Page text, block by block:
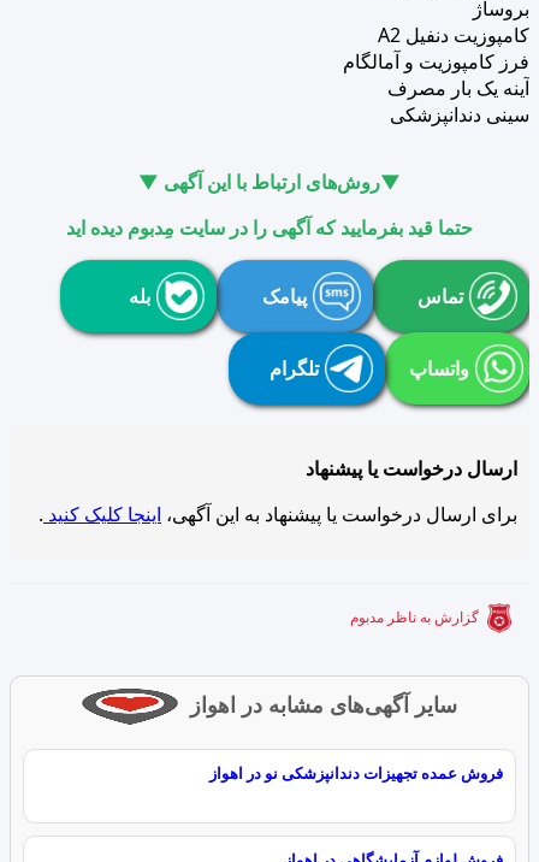
بروساژ
کامپوزیت دنفیل A2
فرز کامپوزیت و آمالگام
آینه یک بار مصرف
سینی دندانپزشکی
▼روش‌های ارتباط با این آگهی ▼
حتما قید بفرمایید که آگهی را در سایت مِدبوم دیده اید
تماس پیامک بله
واتساپ تلگرام
ارسال درخواست یا پیشنهاد
برای ارسال درخواست یا پیشنهاد به این آگهی، اینجا کلیک کنید .
گزارش به ناظر مدبوم
سایر آگهی‌های مشابه در اهواز
فروش عمده تجهیزات دندانپزشکی نو در اهواز